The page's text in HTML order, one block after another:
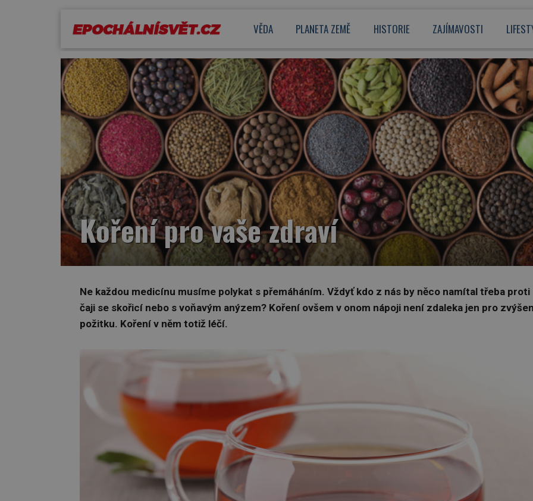
VĚDA PLANETA ZEMĚ HISTORIE ZAJÍMAVOSTI
Koření pro vaše zdraví
Ne každou medicínu musíme polykat s přemáháním. Vždyť kdo z nás by něco namítal třeba proti
čaji se skořicí nebo s voňavým anýzem? Koření ovšem v onom nápoji není zdaleka jen pro
požitku. Koření v něm totiž léčí.